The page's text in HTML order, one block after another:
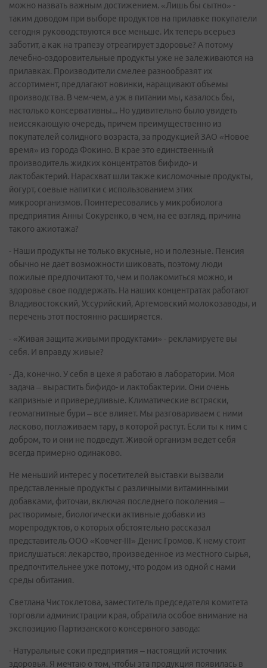
можно назвать важным достижением. «Лишь бы сытно» -
таким доводом при выборе продуктов на прилавке покупатели
сегодня руководствуются все меньше. Их теперь всерьез
заботит, а как на трапезу отреагирует здоровье? А потому
лечебно-оздоровительные продукты уже не залеживаются на
прилавках. Производители смелее разнообразят их
ассортимент, предлагают новинки, наращивают объемы
производства. В чем-чем, а уж в питании мы, казалось бы,
настолько консервативны... Но удивительно было увидеть
неиссякающую очередь, причем преимущественно из
покупателей солидного возраста, за продукцией ЗАО «Новое
время» из города Фокино. В крае это единственный
производитель жидких концентратов бифидо- и
лактобактерий. Нарасхват шли также кисломочные продукты,
йогурт, соевые напитки с использованием этих
микроорганизмов. Поинтересовались у микробиолога
предприятия Анны Сокуренко, в чем, на ее взгляд, причина
такого ажиотажа?
- Наши продукты не только вкусные, но и полезные. Пенсия
обычно не дает возможности шиковать, поэтому люди
пожилые предпочитают то, чем и полакомиться можно, и
здоровье свое поддержать. На наших концентратах работают
Владивостокский, Уссурийский, Артемовский молокозаводы, и
перечень этот постоянно расширяется.
- «Живая защита живыми продуктами» - рекламируете вы
себя. И вправду живые?
- Да, конечно. У себя в цехе я работаю в лаборатории. Моя
задача – вырастить бифидо- и лактобактерии. Они очень
капризные и привередливые. Климатические встряски,
геомагнитные бури – все влияет. Мы разговариваем с ними
ласково, поглаживаем тару, в которой растут. Если ты к ним с
добром, то и они не подведут. Живой организм ведет себя
всегда примерно одинаково.
Не меньший интерес у посетителей выставки вызвали
представленные продукты с различными витаминными
добавками, фиточаи, включая последнего поколения –
растворимые, биологически активные добавки из
морепродуктов, о которых обстоятельно рассказал
представитель ООО «Ковчег-III» Денис Громов. К нему стоит
прислушаться: лекарство, произведенное из местного сырья,
предпочтительнее уже потому, что родом из одной с нами
среды обитания.
Светлана Чистоклетова, заместитель председателя комитета
торговли администрации края, обратила особое внимание на
экспозицию Партизанского консервного завода:
- Натуральные соки предприятия – настоящий источник
здоровья. Я мечтаю о том, чтобы эта продукция появилась в